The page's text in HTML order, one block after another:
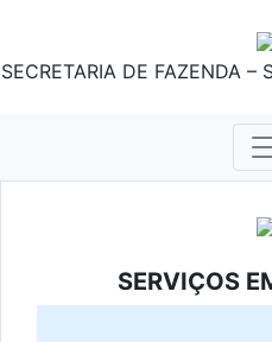
SECRETARIA DE FAZENDA –
SERVIÇOS